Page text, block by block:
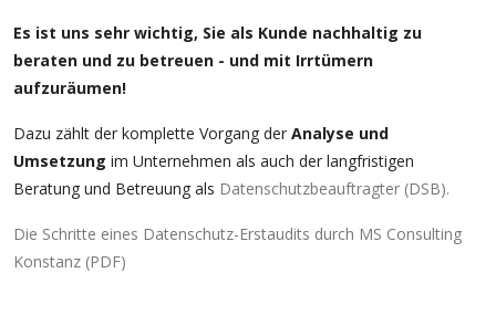
Es ist uns sehr wichtig, Sie als Kunde nachhaltig zu
beraten und zu betreuen - und mit Irrtümern
aufzuräumen!
Dazu zählt der komplette Vorgang der Analyse und
Umsetzung im Unternehmen als auch der langfristigen
Beratung und Betreuung als Datenschutzbeauftragter (DSB).
Die Schritte eines Datenschutz-Erstaudits durch MS Consulting
Konstanz (PDF)